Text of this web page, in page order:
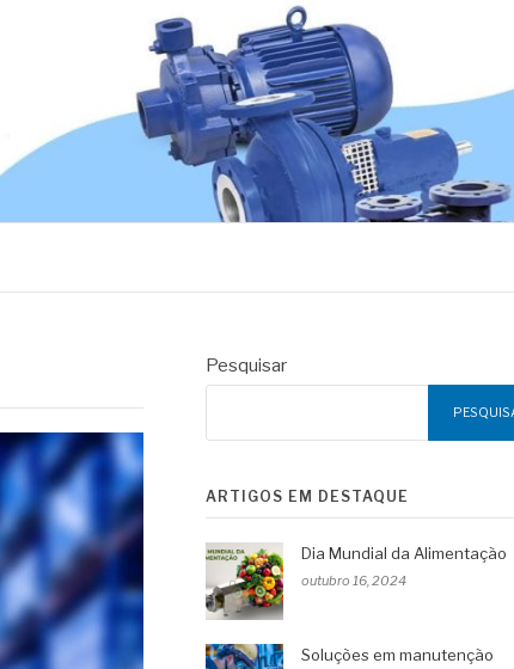
Pesquisar
ARTIGOS EM DESTAQUE
Dia Mundial da Alimentação
outubro 16, 2024
Soluções em manutenção